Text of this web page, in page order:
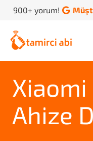
900+ yorum!
Xiaomi
Ahize